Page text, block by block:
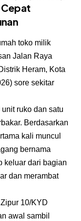
Cepat
toko milik
Jalan Raya
Heram, Kota
sore sekitar
ruko dan satu
Berdasarkan
kali muncul
bernama
keluar dari bagian
dan merambat
10/KYD
awal sambil